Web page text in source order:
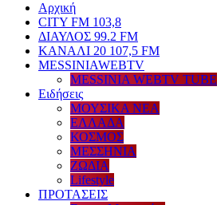
Αρχική
CITY FM 103,8
ΔΙΑΥΛΟΣ 99.2 FM
ΚΑΝΑΛΙ 20 107,5 FM
MESSINIAWEBTV
MESSINIA WEBTV TUBE
Eιδήσεις
ΜΟΥΣΙΚΑ ΝΕΑ
ΕΛΛΑΔΑ
ΚΟΣΜΟΣ
ΜΕΣΣΗΝΙΑ
ΖΩΔΙΑ
Lifestyle
ΠΡΟΤΑΣΕΙΣ